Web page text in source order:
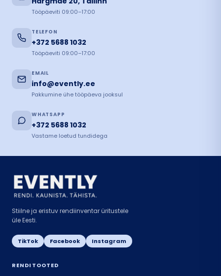
Tööpäeviti 09:00–17:00
TELEFON
+372 5688 1032
Tööpäeviti 09:00–17:00
EMAIL
info@evently.ee
Pakkumine ühe tööpäeva jooksul
WHATSAPP
+372 5688 1032
Vastame loetud tundidega
Stiilne ja eristuv rendiinventar üritustele
üle Eesti.
TikTok Facebook Instagram
RENDITOOTED